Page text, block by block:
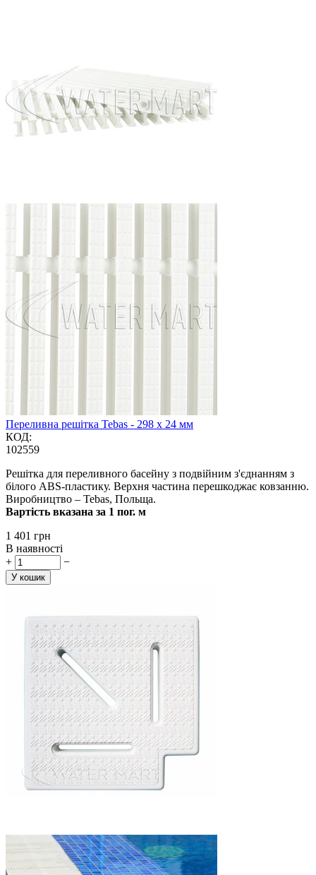
Переливна решітка Tebas - 298 x 24 мм
КОД:
102559
Решітка для переливного басейну з подвійним з'єднанням з
білого ABS-пластику. Верхня частина перешкоджає ковзанню.
Виробництво – Tebas, Польща.
Вартість вказана за 1 пог. м
‍1 401‍ грн
В наявності
+
−
У кошик